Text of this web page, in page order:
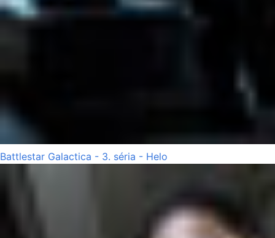
Battlestar Galactica - 3. séria - Helo